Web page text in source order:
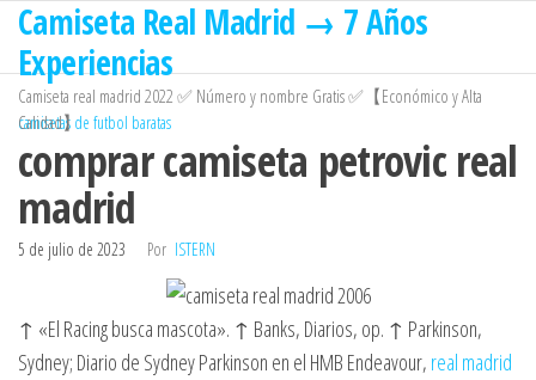
Saltar
contenido
Camiseta Real Madrid → 7 Años
Experiencias
Camiseta real madrid 2022 ✅ Número y nombre Gratis ✅【Económico y Alta
Calidad】
camisetas de futbol baratas
comprar camiseta petrovic real
madrid
5 de julio de 2023 Por ISTERN
↑ «El Racing busca mascota». ↑ Banks, Diarios, op. ↑ Parkinson,
Sydney; Diario de Sydney Parkinson en el HMB Endeavour, real madrid